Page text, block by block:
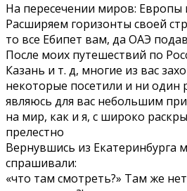
На пересечении миров: Европы
Расширяем горизонты своей
то все Ебипет вам, да ОАЭ
После моих путешествий по
Казань и т. д, многие из вас
некоторые посетили и ни один
являюсь для вас небольшим
на мир, как и я, с широко
прелестно
Вернувшись из Екатеринбурга
спрашивали:
«что там смотреть?» Там же